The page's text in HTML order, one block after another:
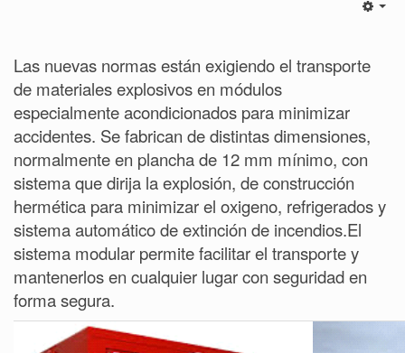
Las nuevas normas están exigiendo el transporte
de materiales explosivos en módulos
especialmente acondicionados para minimizar
accidentes. Se fabrican de distintas dimensiones,
normalmente en plancha de 12 mm mínimo, con
sistema que dirija la explosión, de construcción
hermética para minimizar el oxigeno, refrigerados y
sistema automático de extinción de incendios.El
sistema modular permite facilitar el transporte y
mantenerlos en cualquier lugar con seguridad en
forma segura.